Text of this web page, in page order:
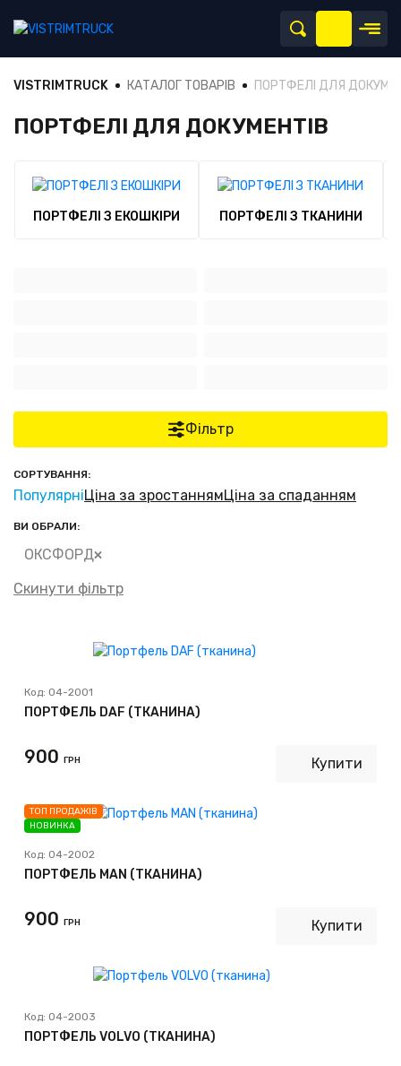
VISTRIMTRUCK КАТАЛОГ ТОВАРІВ ПОРТФЕЛІ ДЛЯ
ПОРТФЕЛІ ДЛЯ ДОКУМЕНТІВ
ПОРТФЕЛІ З ЕКОШКІРИ ПОРТФЕЛІ З ТКАНИНИ
Фільтр
СОРТУВАННЯ:
ПопулярніЦіна за зростаннямЦіна за спаданням
ВИ ОБРАЛИ:
ОКСФОРД
Скинути фільтр
Код: 04-2001
ПОРТФЕЛЬ DAF (ТКАНИНА)
900 ГРН Купити
ТОП ПРОДАЖІВ
НОВИНКА
Код: 04-2002
ПОРТФЕЛЬ MAN (ТКАНИНА)
900 ГРН Купити
Код: 04-2003
ПОРТФЕЛЬ VOLVO (ТКАНИНА)